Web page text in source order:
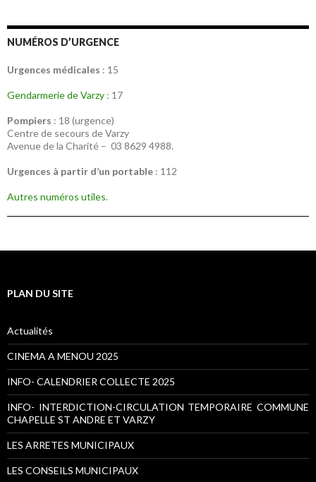
NUMÉROS D’URGENCE
Urgences médicales : 15
Gendarmerie de Varzy : 17
Pompiers : 18 (urgence)
Centre de secours de Varzy
Avenue de la Charité – 03 8629 4988.
Urgences à partir d’un portable : 112
Autres numéros utiles.
PLAN DU SITE
Actualités
CINEMA A MENOU 2025
INFO- CALENDRIER COLLECTE 2025
INFO- INTERDICTION-CIRCULATION TEMPORAIRE COMMUNE
CHAPELLE ST ANDRE ET VARZY
LES ARRETES MUNICIPAUX
LES CONSEILS MUNICIPAUX